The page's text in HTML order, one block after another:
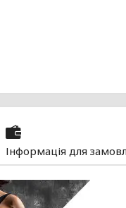
Інформація для